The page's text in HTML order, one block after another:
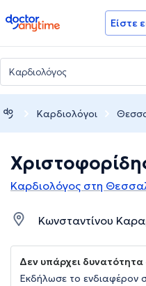
doctoranytime Είστε
Καρδιολόγοι
Καρδιολόγος στη
Κωνσταντίνου
Δεν υπάρχει
Εκδήλωσε το ενδιαφέρον